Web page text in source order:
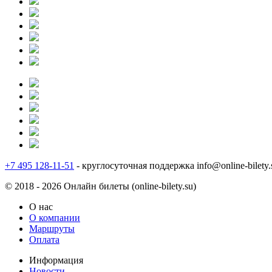
+7 495 128-11-51 - круглосуточная поддержка info@online-
© 2018 - 2026 Онлайн билеты (online-bilety.su)
О нас
О компании
Маршруты
Оплата
Информация